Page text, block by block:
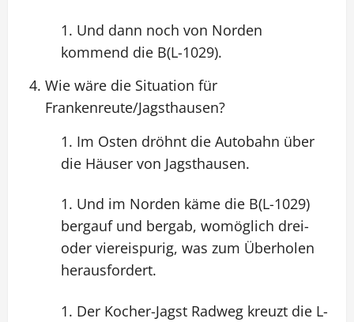
Und dann noch von Norden
kommend die B(L-1029).
Wie wäre die Situation für
Frankenreute/Jagsthausen?
Im Osten dröhnt die Autobahn über
die Häuser von Jagsthausen.
Und im Norden käme die B(L-1029)
bergauf und bergab, womöglich drei-
oder viereispurig, was zum Überholen
herausfordert.
Der Kocher-Jagst Radweg kreuzt die L-